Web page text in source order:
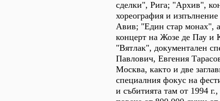
сделки", Рига; "Архив",
хореография и
Авив; "Един стар монах",
концерт на Жозе де Пау и
"Вятлак", документален
Павлович, Евгения
Москва, както и две
специалния фокус на
и събитията там от 1994